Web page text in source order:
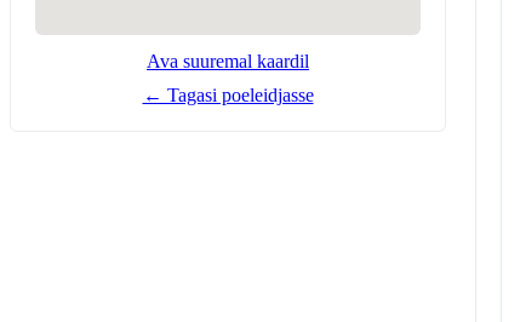
Ava suuremal kaardil
← Tagasi poeleidjasse